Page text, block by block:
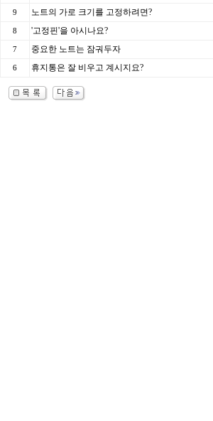
9 노트의 가로 크기를 고정하려면?
8 '고정핀'을 아시나요?
7 중요한 노트는 잠궈두자
6 휴지통은 잘 비우고 계시지요?